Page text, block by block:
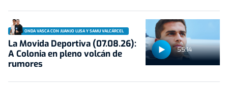
55:14
ONDA VASCA CON JUANJO LUSA Y SAMU VALCÁRCEL
La Movida Deportiva (07.08.26):
A Colonia en pleno volcán de
rumores